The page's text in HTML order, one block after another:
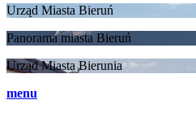
Urząd Miasta Bieruń
Panorama miasta Bieruń
Urząd Miasta Bierunia
menu